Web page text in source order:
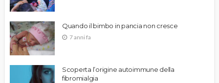
Quando il bimbo in pancia non cresce
7 anni fa
Scoperta l’origine autoimmune della
fibromialgia